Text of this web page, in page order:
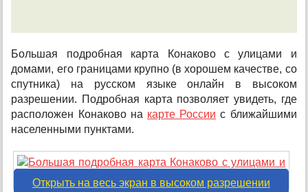
Большая подробная карта Конаково с улицами и
домами, его границами крупно (в хорошем качестве, со
спутника) на русском языке онлайн в высоком
разрешении. Подробная карта позволяет увидеть, где
расположен Конаково на карте России с ближайшими
населенными пунктами.
Открыть на весь экран в высоком разрешении